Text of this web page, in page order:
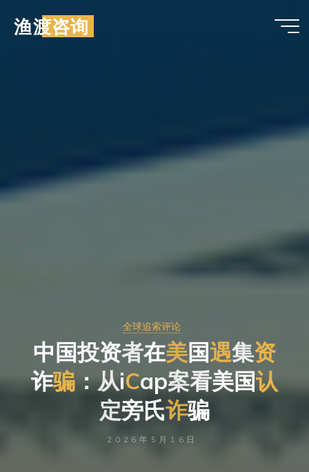
渔渡咨询
全球追索评论
中国
国 投资
资 者在美国遇集资
诈骗：从i
i Ca
a p案
案 看美国 国
认
定旁氏诈骗
2026年5月16日